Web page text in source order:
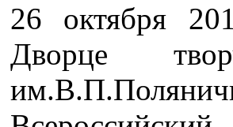
26 октября
Дворце